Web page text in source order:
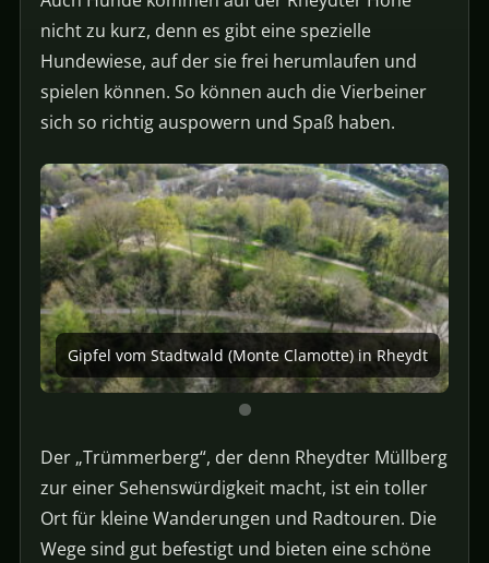
nicht zu kurz, denn es gibt eine spezielle
Hundewiese, auf der sie frei herumlaufen und
spielen können. So können auch die Vierbeiner
sich so richtig auspowern und Spaß haben.
Gipfel vom Stadtwald (Monte Clamotte) in Rheydt
Der „Trümmerberg“, der denn Rheydter Müllberg
zur einer Sehenswürdigkeit macht, ist ein toller
Ort für kleine Wanderungen und Radtouren. Die
Wege sind gut befestigt und bieten eine schöne